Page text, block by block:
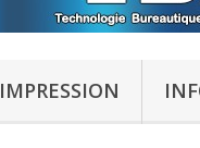
IMPRESSION